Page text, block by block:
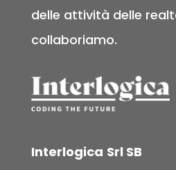
delle attività delle
collaboriamo.
Interlogica Srl SB